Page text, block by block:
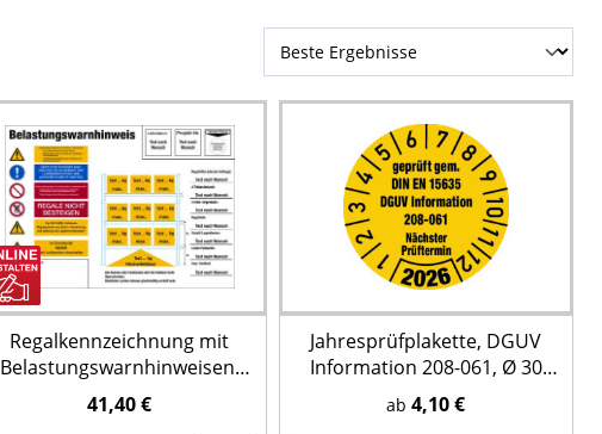
Regalkennzeichnung mit
Belastungswarnhinweisen,
Palettenregal, mit
Wunschtext - DIN EN 15635
41,40 €
Jahresprüfplakette, DGUV
Information 208-061, Ø 30
mm - Bogen = 10 Stk.
ab4,10 €